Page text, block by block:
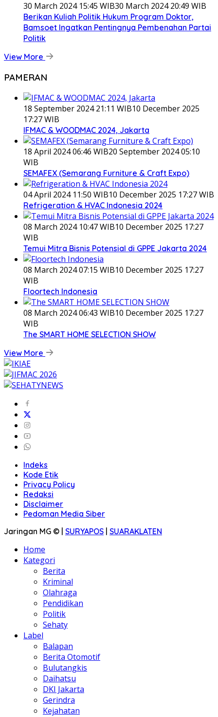
30 March 2024 15:45 WIB30 March 2024 20:49 WIB
Berikan Kuliah Politik Hukum Program Doktor,
Bamsoet Ingatkan Pentingnya Pembenahan Partai
Politik
View More
PAMERAN
18 September 2024 21:11 WIB10 December 2025
17:27 WIB
IFMAC & WOODMAC 2024, Jakarta
18 April 2024 06:46 WIB20 September 2024 05:10
WIB
SEMAFEX (Semarang Furniture & Craft Expo)
04 April 2024 11:50 WIB10 December 2025 17:27 WIB
Refrigeration & HVAC Indonesia 2024
08 March 2024 10:47 WIB10 December 2025 17:27
WIB
Temui Mitra Bisnis Potensial di GPPE Jakarta 2024
08 March 2024 07:15 WIB10 December 2025 17:27
WIB
Floortech Indonesia
08 March 2024 06:43 WIB10 December 2025 17:27
WIB
The SMART HOME SELECTION SHOW
View More
Indeks
Kode Etik
Privacy Policy
Redaksi
Disclaimer
Pedoman Media Siber
Jaringan MG © | SURYAPOS | SUARAKLATEN
Home
Kategori
Berita
Kriminal
Olahraga
Pendidikan
Politik
Sehaty
Label
Balapan
Berita Otomotif
Bulutangkis
Daihatsu
DKI Jakarta
Gerindra
Kejahatan